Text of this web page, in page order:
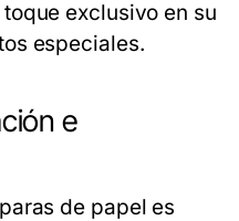
exclusivo en su
especiales.
e
de papel es